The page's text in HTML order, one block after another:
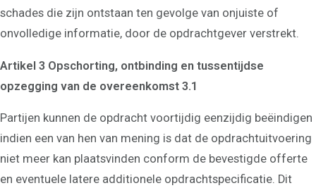
schades die zijn ontstaan ten gevolge van onjuiste of
onvolledige informatie, door de opdrachtgever verstrekt.
Artikel 3 Opschorting, ontbinding en tussentijdse
opzegging van de overeenkomst 3.1
Partijen kunnen de opdracht voortijdig eenzijdig beëindigen
indien een van hen van mening is dat de opdrachtuitvoering
niet meer kan plaatsvinden conform de bevestigde offerte
en eventuele latere additionele opdrachtspecificatie. Dit